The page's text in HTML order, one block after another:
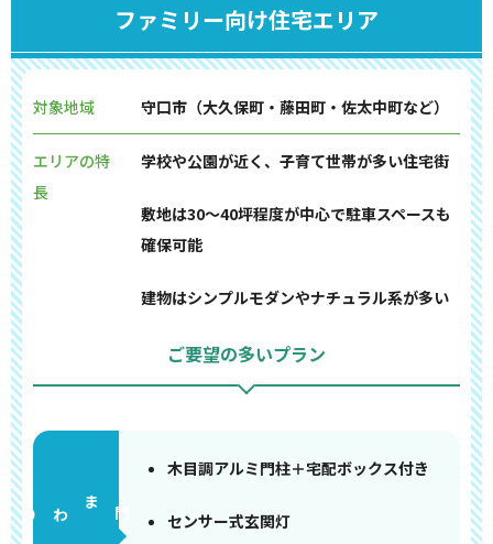
ファミリー向け住宅エリア
対象地域 守口市（大久保町・藤田町・佐太中町など）
エリアの特
長
学校や公園が近く、子育て世帯が多い住宅街
敷地は30〜40坪程度が中心で駐車スペースも
確保可能
建物はシンプルモダンやナチュラル系が多い
ご要望の多いプラン
門まわり
木目調アルミ門柱＋宅配ボックス付き
センサー式玄関灯